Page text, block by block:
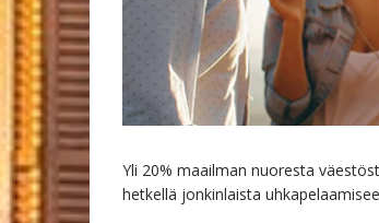
Yli 20% maailman nuoresta
hetkellä jonkinlaista